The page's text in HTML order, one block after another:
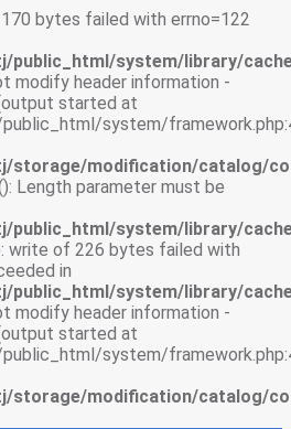
bytes failed with errno=122
public_html/system/library/
modify header information -
started at
system/
storage/modification/catalog/
Length parameter must be
public_html/system/library/
write of 226 bytes failed with
in
public_html/system/library/
modify header information -
started at
system/
storage/modification/catalog/